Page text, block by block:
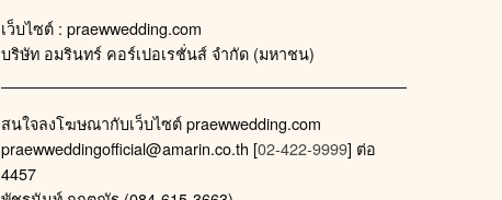
เว็บไซต์ : praewwedding.com
บริษัท อมรินทร์ คอร์เปอเรชั่นส์ จำกัด (มหาชน)
สนใจลงโฆษณากับเว็บไซต์ praewwedding.com
praewweddingofficial@amarin.co.th [02-422-9999] ต่อ
4457